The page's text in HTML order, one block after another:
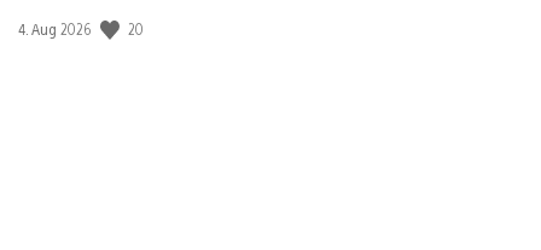
Veröffentlichungsdatum:
4. Aug 2026 20